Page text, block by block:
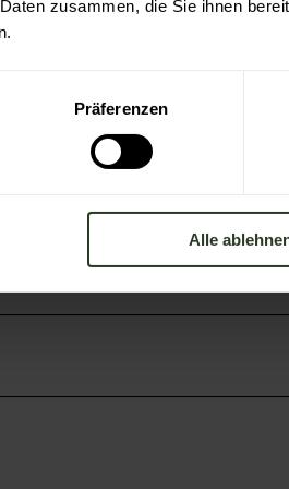
zusammen, die Sie ihnen
Präferenzen
Alle
ca. 800 Meter entfernt.
Aue oder am